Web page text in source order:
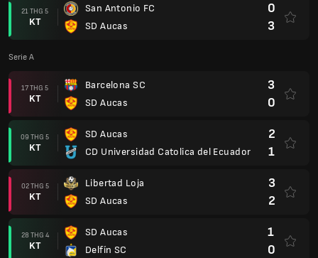
21 THG 5
KT
San Antonio FC
SD Aucas
0
3
Serie A
17 THG 5
KT
Barcelona SC
SD Aucas
3
0
09 THG 5
KT
SD Aucas
CD Universidad Catolica del Ecuador
2
1
02 THG 5
KT
Libertad Loja
SD Aucas
3
2
28 THG 4
KT
SD Aucas
Delfín SC
1
0